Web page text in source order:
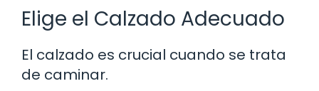
Elige el Calzado Adecuado
El calzado es crucial cuando se trata
de caminar.